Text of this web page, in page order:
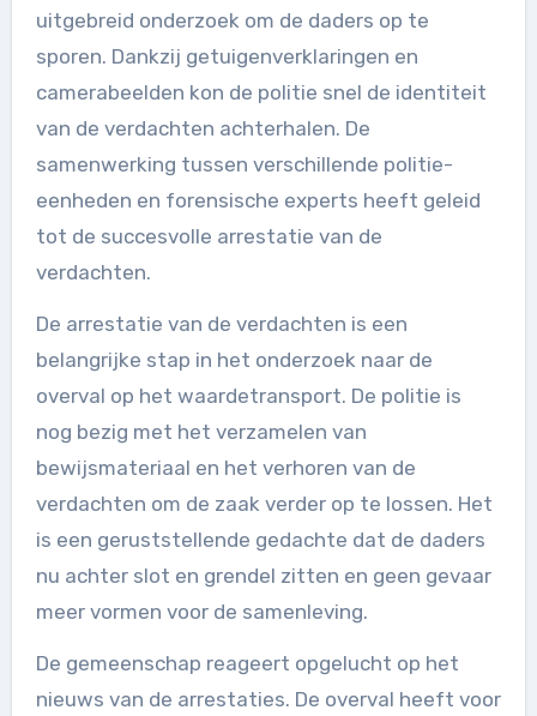
uitgebreid onderzoek om de daders op te
sporen. Dankzij getuigenverklaringen en
camerabeelden kon de politie snel de identiteit
van de verdachten achterhalen. De
samenwerking tussen verschillende politie-
eenheden en forensische experts heeft geleid
tot de succesvolle arrestatie van de
verdachten.
De arrestatie van de verdachten is een
belangrijke stap in het onderzoek naar de
overval op het waardetransport. De politie is
nog bezig met het verzamelen van
bewijsmateriaal en het verhoren van de
verdachten om de zaak verder op te lossen. Het
is een geruststellende gedachte dat de daders
nu achter slot en grendel zitten en geen gevaar
meer vormen voor de samenleving.
De gemeenschap reageert opgelucht op het
nieuws van de arrestaties. De overval heeft voor